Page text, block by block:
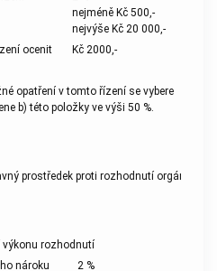
nejméně Kč 500,-
nejvýše Kč 20 000,-
ocenit
Kč 2000,-
opatření v tomto řízení se vybere
b) této položky ve výši 50 %.
prostředek proti rozhodnutí orgánu
výkonu rozhodnutí
nároku
2 %